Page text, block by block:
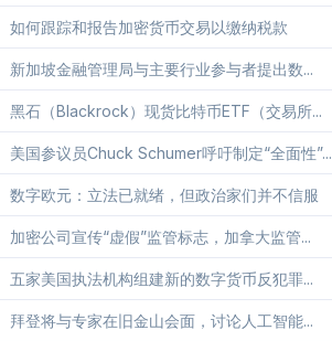
如何跟踪和报告加密货币交易以缴纳税款
新加坡金融管理局与主要行业参与者提出数...
黑石（Blackrock）现货比特币ETF（交易所...
美国参议员Chuck Schumer呼吁制定“全面性”...
数字欧元：立法已就绪，但政治家们并不信服
加密公司宣传“虚假”监管标志，加拿大监管...
五家美国执法机构组建新的数字货币反犯罪...
拜登将与专家在旧金山会面，讨论人工智能...